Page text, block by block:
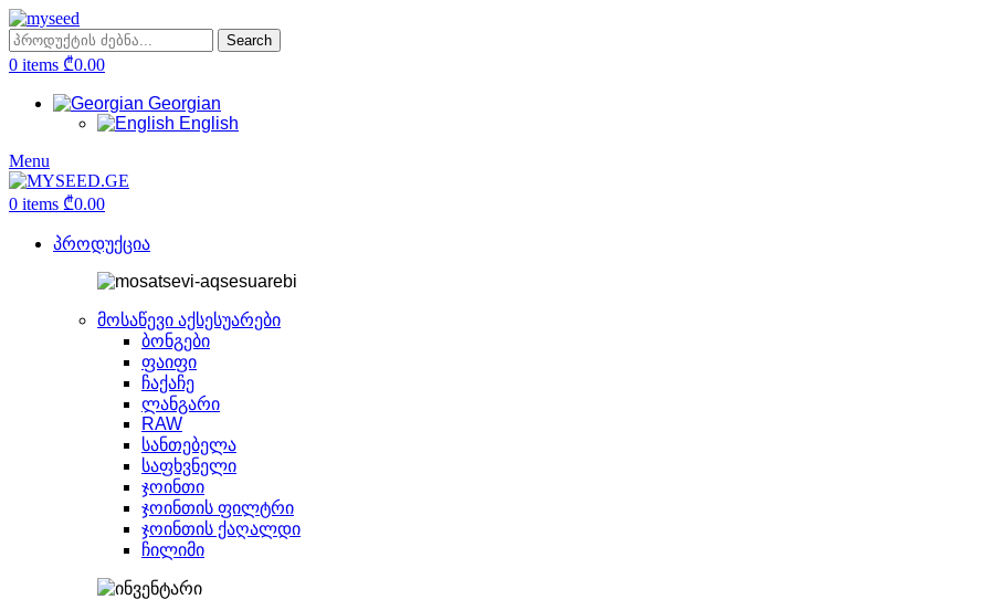
Search
0 items ₾0.00
Georgian
English
Menu
0 items ₾0.00
პროდუქცია
მოსაწევი აქსესუარები
ბონგები
ფაიფი
ჩაქაჩე
ლანგარი
RAW
სანთებელა
საფხვნელი
ჯოინთი
ჯოინთის ფილტრი
ჯოინთის ქაღალდი
ჩილიმი